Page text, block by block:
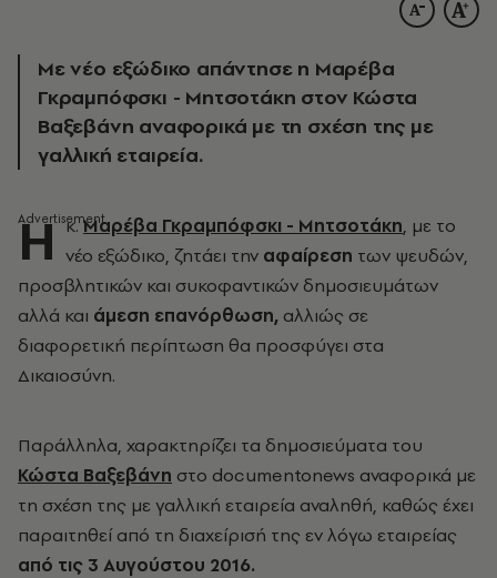
Με νέο εξώδικο απάντησε η Μαρέβα
Γκραμπόφσκι - Μητσοτάκη στον Κώστα
Βαξεβάνη αναφορικά με τη σχέση της με
γαλλική εταιρεία.
Η κ.Μαρέβα Γκραμπόφσκι - Μητσοτάκη, με το
νέο εξώδικο, ζητάει την αφαίρεση των ψευδών,
προσβλητικών και συκοφαντικών δημοσιευμάτων
αλλά και άμεση επανόρθωση, αλλιώς σε
διαφορετική περίπτωση θα προσφύγει στα
Δικαιοσύνη.
Παράλληλα, χαρακτηρίζει τα δημοσιεύματα του
Κώστα Βαξεβάνη στο documentonews αναφορικά με
τη σχέση της με γαλλική εταιρεία αναληθή, καθώς έχει
παραιτηθεί από τη διαχείρισή της εν λόγω εταιρείας
από τις 3 Αυγούστου 2016.